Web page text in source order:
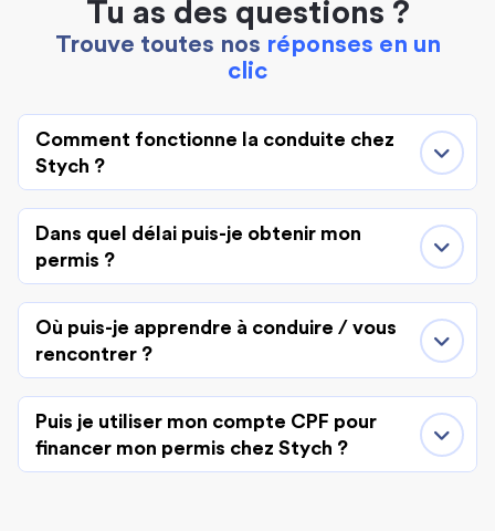
Tu as des questions ?
Trouve toutes nos réponses en un
clic
Comment fonctionne la conduite chez
Stych ?
Dans quel délai puis-je obtenir mon
permis ?
Où puis-je apprendre à conduire / vous
rencontrer ?
Puis je utiliser mon compte CPF pour
financer mon permis chez Stych ?